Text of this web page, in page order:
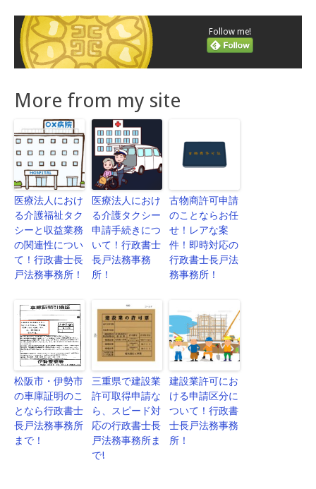
Follow me!
More from my site
医療法人におけ
る介護福祉タク
シーと収益業務
の関連性につい
て！行政書士長
戸法務事務所！
医療法人におけ
る介護タクシー
申請手続きにつ
いて！行政書士
長戸法務事務
所！
古物商許可申請
のことならお任
せ！レアな案
件！即時対応の
行政書士長戸法
務事務所！
松阪市・伊勢市
の車庫証明のこ
となら行政書士
長戸法務事務所
まで！
三重県で建設業
許可取得申請な
ら、スピード対
応の行政書士長
戸法務事務所ま
で!
建設業許可にお
ける申請区分に
ついて！行政書
士長戸法務事務
所！